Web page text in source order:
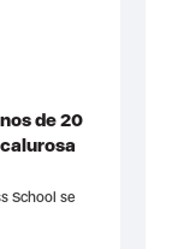
de 20
School se